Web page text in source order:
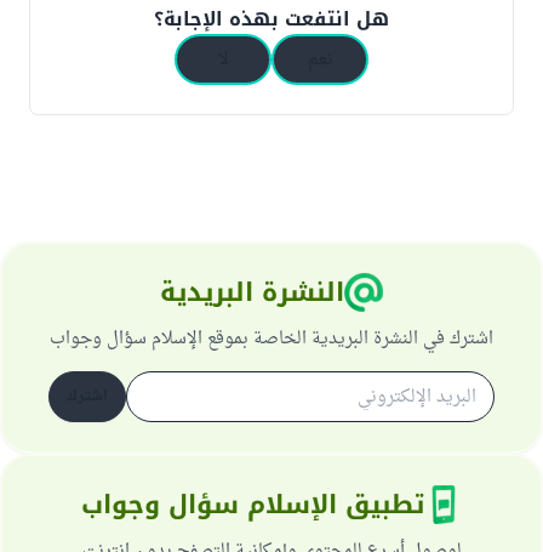
هل انتفعت بهذه الإجابة؟
النشرة البريدية
اشترك في النشرة البريدية الخاصة بموقع الإسلام سؤال وجواب
تطبيق الإسلام سؤال وجواب